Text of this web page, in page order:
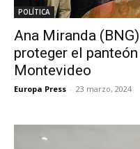
POLÍTICA
Ana Miranda
proteger el
Montevideo
Europa Press - 23 marzo, 2024